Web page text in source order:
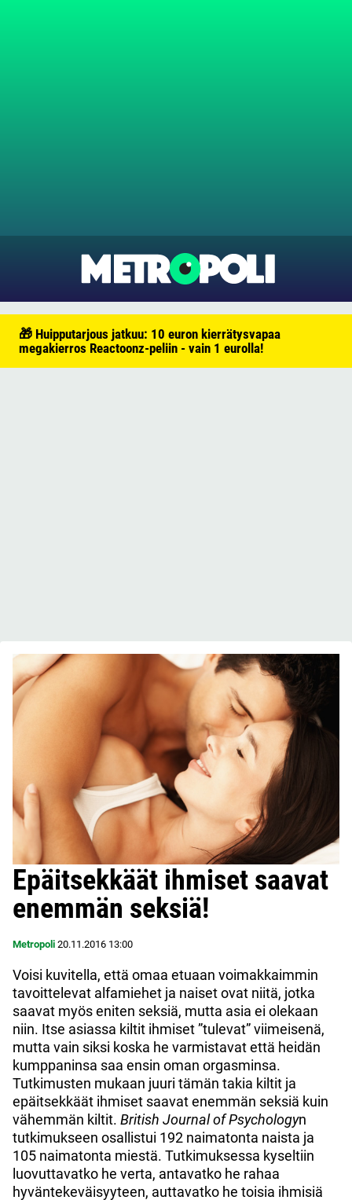
🎁 Huipputarjous jatkuu: 10 euron kierrätysvapaa
megakierros Reactoonz-peliin - vain 1 eurolla!
Epäitsekkäät ihmiset saavat
enemmän seksiä!
Metropoli 20.11.2016 13:00
Voisi kuvitella, että omaa etuaan voimakkaimmin
tavoittelevat alfamiehet ja naiset ovat niitä, jotka
saavat myös eniten seksiä, mutta asia ei olekaan
niin. Itse asiassa kiltit ihmiset ”tulevat” viimeisenä,
mutta vain siksi koska he varmistavat että heidän
kumppaninsa saa ensin oman orgasminsa.
Tutkimusten mukaan juuri tämän takia kiltit ja
epäitsekkäät ihmiset saavat enemmän seksiä kuin
vähemmän kiltit. British Journal of Psychologyn
tutkimukseen osallistui 192 naimatonta naista ja
105 naimatonta miestä. Tutkimuksessa kyseltiin
luovuttavatko he verta, antavatko he rahaa
hyväntekeväisyyteen, auttavatko he toisia ihmisiä